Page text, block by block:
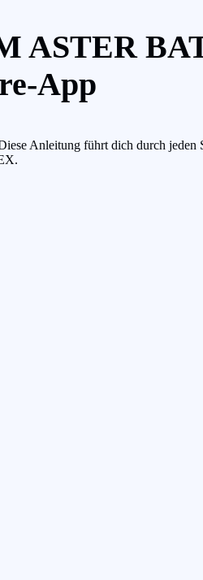
ASTER
App
Anleitung führt dich durch jeden